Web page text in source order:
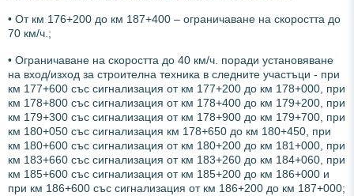
• От км 176+200 до км 187+400 – ограничаване на скоростта до
70 км/ч.;
• Ограничаване на скоростта до 40 км/ч. поради установяване
на вход/изход за строителна техника в следните участъци - при
км 177+600 със сигнализация от км 177+200 до км 178+000, при
км 178+800 със сигнализация от км 178+400 до км 179+200, при
км 179+300 със сигнализация от км 178+900 до км 179+700, при
км 180+050 със сигнализация км 178+650 до км 180+450, при
км 180+600 със сигнализация от км 180+200 до км 181+000, при
км 183+660 със сигнализация от км 183+260 до км 184+060, при
км 185+600 със сигнализация от км 185+200 до км 186+000 и
при км 186+600 със сигнализация от км 186+200 до км 187+000;